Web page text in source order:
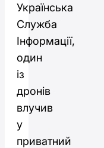
Українська
Служба
Інформації,
один
із
дронів
влучив
у
приватний